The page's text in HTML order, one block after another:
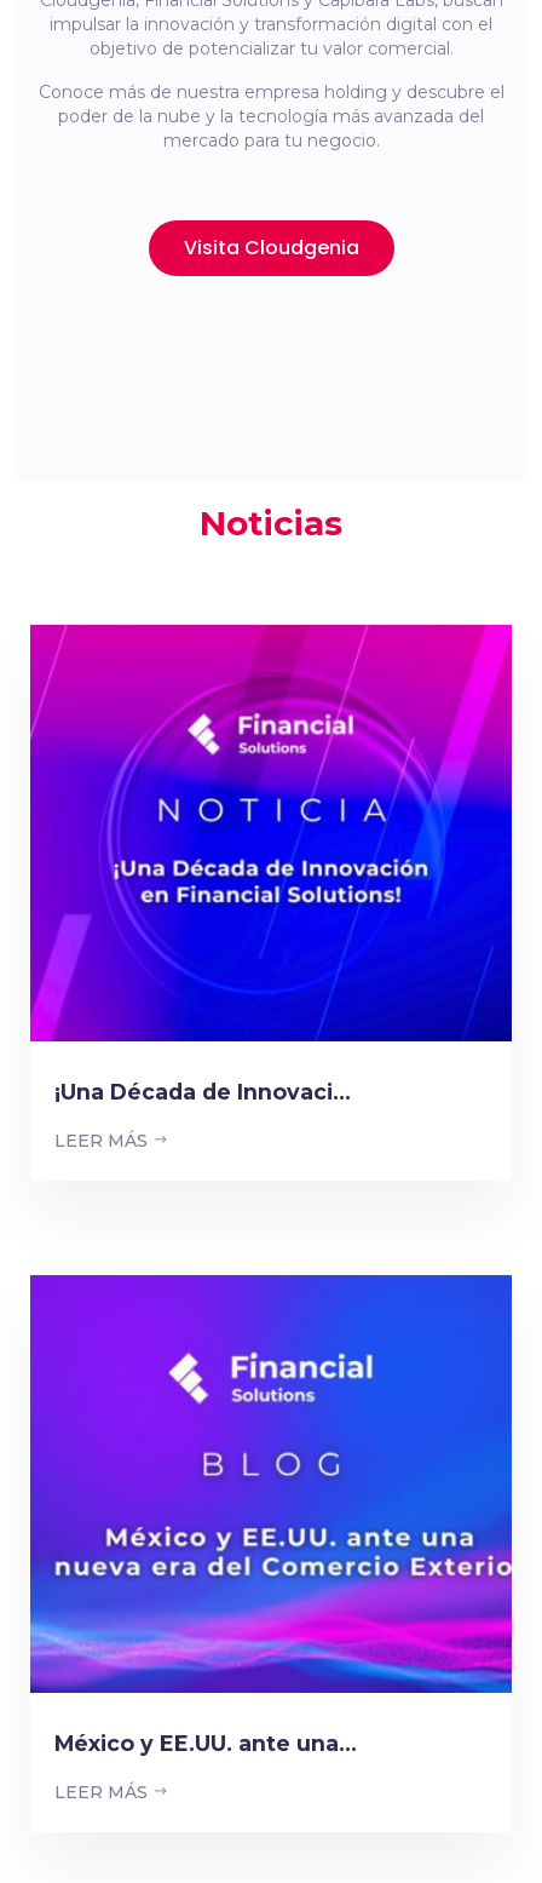
impulsar la innovación y transformación digital con el
objetivo de potencializar tu valor comercial.
Conoce más de nuestra empresa holding y descubre el
poder de la nube y la tecnología más avanzada del
mercado para tu negocio.
Visita Cloudgenia
Noticias
¡Una Década de Innovaci...
LEER MÁS
México y EE.UU. ante una...
LEER MÁS